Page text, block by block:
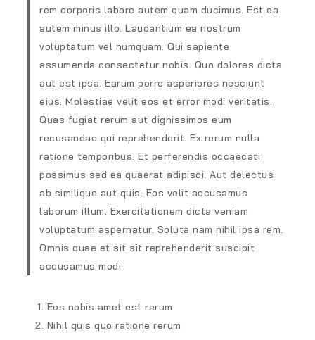
rem corporis labore autem quam ducimus. Est ea
autem minus illo. Laudantium ea nostrum
voluptatum vel numquam. Qui sapiente
assumenda consectetur nobis. Quo dolores dicta
aut est ipsa. Earum porro asperiores nesciunt
eius. Molestiae velit eos et error modi veritatis.
Quas fugiat rerum aut dignissimos eum
recusandae qui reprehenderit. Ex rerum nulla
ratione temporibus. Et perferendis occaecati
possimus sed ea quaerat adipisci. Aut delectus
ab similique aut quis. Eos velit accusamus
laborum illum. Exercitationem dicta veniam
voluptatum aspernatur. Soluta nam nihil ipsa rem.
Omnis quae et sit sit reprehenderit suscipit
accusamus modi.
Eos nobis amet est rerum
Nihil quis quo ratione rerum